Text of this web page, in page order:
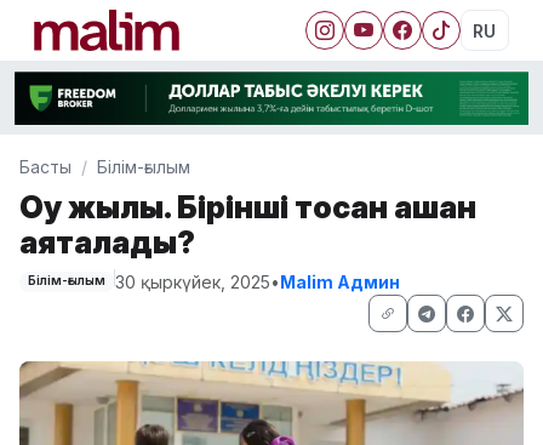
RU
Басты Білім-ғылым
Оқу жылы. Бірінші тоқсан қашан
аяқталады?
Білім-ғылым 30 қыркүйек, 2025•Malim Админ